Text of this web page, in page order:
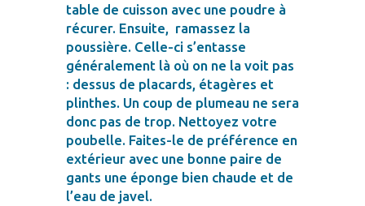
table de cuisson avec une poudre à
récurer. Ensuite, ramassez la
poussière. Celle-ci s’entasse
généralement là où on ne la voit pas
: dessus de placards, étagères et
plinthes. Un coup de plumeau ne sera
donc pas de trop. Nettoyez votre
poubelle. Faites-le de préférence en
extérieur avec une bonne paire de
gants une éponge bien chaude et de
l’eau de javel.